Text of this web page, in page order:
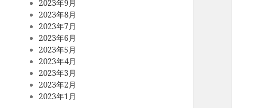
2023年9月
2023年8月
2023年7月
2023年6月
2023年5月
2023年4月
2023年3月
2023年2月
2023年1月